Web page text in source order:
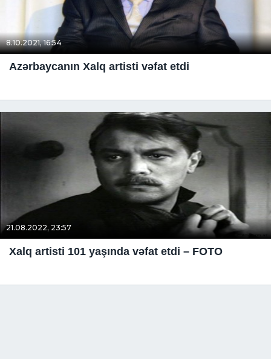
8.10.2021, 16:54
Azərbaycanın Xalq artisti vəfat etdi
21.08.2022, 23:57
Xalq artisti 101 yaşında vəfat etdi – FOTO